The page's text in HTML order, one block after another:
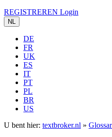
REGISTREREN Login
NL
DE
FR
UK
ES
IT
PT
PL
BR
US
U bent hier: textbroker.nl »